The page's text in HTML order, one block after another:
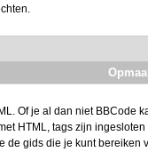
Of je al dan niet
HTML, tags zijn
de gids die je kunt bereiken